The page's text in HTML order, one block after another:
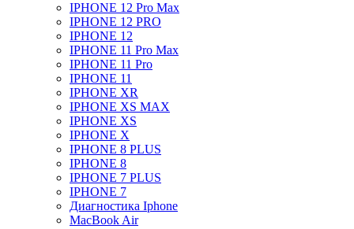
IPHONE 12 Pro Max
IPHONE 12 PRO
IPHONE 12
IPHONE 11 Pro Max
IPHONE 11 Pro
IPHONE 11
IPHONE XR
IPHONE XS MAX
IPHONE XS
IPHONE X
IPHONE 8 PLUS
IPHONE 8
IPHONE 7 PLUS
IPHONE 7
Диагностика Iphone
MacBook Air